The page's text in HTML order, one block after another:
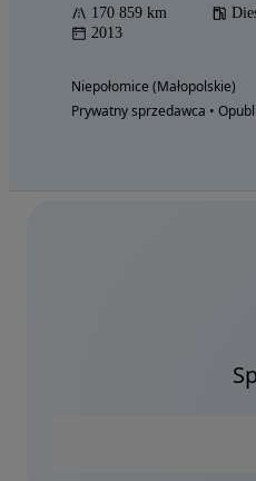
170 859 km
2013
Niepołomice (Małopolskie)
Prywatny sprzedawca •